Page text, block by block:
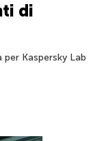
di
per Kaspersky Lab